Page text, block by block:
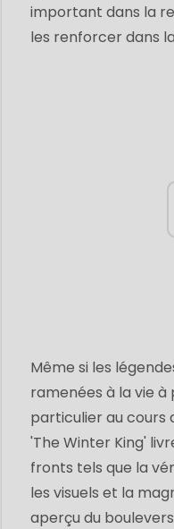
important dans la
les renforcer dans
Même si les
ramenées à la vie à
particulier au cours
'The Winter King'
fronts tels que la
les visuels et la
aperçu du